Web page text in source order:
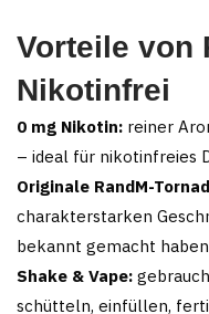
Vorteile von
Nikotinfrei
0 mg Nikotin: reiner
– ideal für nikotinfreies
Originale RandM-
charakterstarken
bekannt gemacht
Shake & Vape:
schütteln, einfüllen,